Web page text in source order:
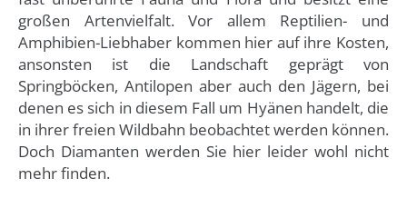
großen Artenvielfalt. Vor allem Reptilien- und
Amphibien-Liebhaber kommen hier auf ihre Kosten,
ansonsten ist die Landschaft geprägt von
Springböcken, Antilopen aber auch den Jägern, bei
denen es sich in diesem Fall um Hyänen handelt, die
in ihrer freien Wildbahn beobachtet werden können.
Doch Diamanten werden Sie hier leider wohl nicht
mehr finden.